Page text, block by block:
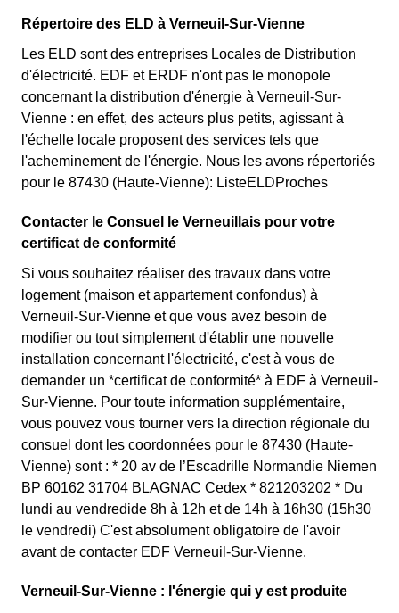
Répertoire des ELD à Verneuil-Sur-Vienne
Les ELD sont des entreprises Locales de Distribution
d'électricité. EDF et ERDF n'ont pas le monopole
concernant la distribution d'énergie à Verneuil-Sur-
Vienne : en effet, des acteurs plus petits, agissant à
l'échelle locale proposent des services tels que
l'acheminement de l'énergie. Nous les avons répertoriés
pour le 87430 (Haute-Vienne): ListeELDProches
Contacter le Consuel le Verneuillais pour votre
certificat de conformité
Si vous souhaitez réaliser des travaux dans votre
logement (maison et appartement confondus) à
Verneuil-Sur-Vienne et que vous avez besoin de
modifier ou tout simplement d'établir une nouvelle
installation concernant l'électricité, c'est à vous de
demander un *certificat de conformité* à EDF à Verneuil-
Sur-Vienne. Pour toute information supplémentaire,
vous pouvez vous tourner vers la direction régionale du
consuel dont les coordonnées pour le 87430 (Haute-
Vienne) sont : * 20 av de l’Escadrille Normandie Niemen
BP 60162 31704 BLAGNAC Cedex * 821203202 * Du
lundi au vendredide 8h à 12h et de 14h à 16h30 (15h30
le vendredi) C'est absolument obligatoire de l'avoir
avant de contacter EDF Verneuil-Sur-Vienne.
Verneuil-Sur-Vienne : l'énergie qui y est produite